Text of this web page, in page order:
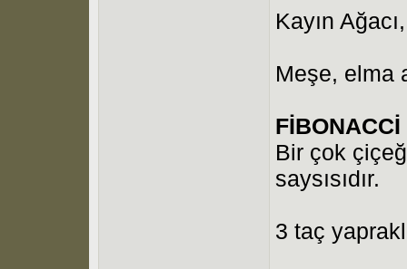
Kayın
Meşe, elma
Bir çok
saysısıdır.
3 taç